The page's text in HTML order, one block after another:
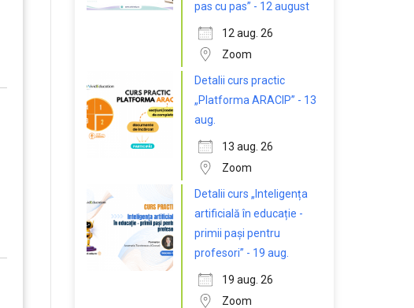
pas cu pas” - 12 august
12 aug. 26
Zoom
Detalii curs practic
„Platforma ARACIP” - 13
aug.
13 aug. 26
Zoom
Detalii curs „Inteligența
artificială în educație -
primii pași pentru
profesori” - 19 aug.
19 aug. 26
Zoom